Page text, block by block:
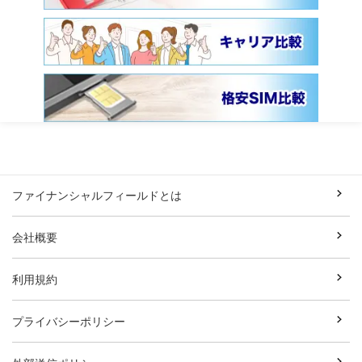
ファイナンシャルフィールドとは
会社概要
利用規約
プライバシーポリシー